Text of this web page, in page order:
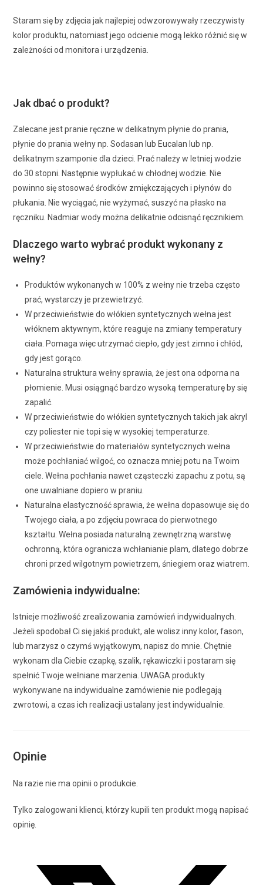
Staram się by zdjęcia jak najlepiej odwzorowywały rzeczywisty
kolor produktu, natomiast jego odcienie mogą lekko różnić się w
zależności od monitora i urządzenia.
Jak dbać o produkt?
Zalecane jest pranie ręczne w delikatnym płynie do prania,
płynie do prania wełny np. Sodasan lub Eucalan lub np.
delikatnym szamponie dla dzieci. Prać należy w letniej wodzie
do 30 stopni. Następnie wypłukać w chłodnej wodzie. Nie
powinno się stosować środków zmiękczających i płynów do
płukania. Nie wyciągać, nie wyżymać, suszyć na płasko na
ręczniku. Nadmiar wody można delikatnie odcisnąć ręcznikiem.
Dlaczego warto wybrać produkt wykonany z
wełny?
Produktów wykonanych w 100% z wełny nie trzeba często
prać, wystarczy je przewietrzyć.
W przeciwieństwie do włókien syntetycznych wełna jest
włóknem aktywnym, które reaguje na zmiany temperatury
ciała. Pomaga więc utrzymać ciepło, gdy jest zimno i chłód,
gdy jest gorąco.
Naturalna struktura wełny sprawia, że jest ona odporna na
płomienie. Musi osiągnąć bardzo wysoką temperaturę by się
zapalić.
W przeciwieństwie do włókien syntetycznych takich jak akryl
czy poliester nie topi się w wysokiej temperaturze.
W przeciwieństwie do materiałów syntetycznych wełna
może pochłaniać wilgoć, co oznacza mniej potu na Twoim
ciele. Wełna pochłania nawet cząsteczki zapachu z potu, są
one uwalniane dopiero w praniu.
Naturalna elastyczność sprawia, że wełna dopasowuje się do
Twojego ciała, a po zdjęciu powraca do pierwotnego
kształtu. Wełna posiada naturalną zewnętrzną warstwę
ochronną, która ogranicza wchłanianie plam, dlatego dobrze
chroni przed wilgotnym powietrzem, śniegiem oraz wiatrem.
Zamówienia indywidualne:
Istnieje możliwość zrealizowania zamówień indywidualnych.
Jeżeli spodobał Ci się jakiś produkt, ale wolisz inny kolor, fason,
lub marzysz o czymś wyjątkowym, napisz do mnie. Chętnie
wykonam dla Ciebie czapkę, szalik, rękawiczki i postaram się
spełnić Twoje wełniane marzenia. UWAGA produkty
wykonywane na indywidualne zamówienie nie podlegają
zwrotowi, a czas ich realizacji ustalany jest indywidualnie.
Opinie
Na razie nie ma opinii o produkcie.
Tylko zalogowani klienci, którzy kupili ten produkt mogą napisać
opinię.